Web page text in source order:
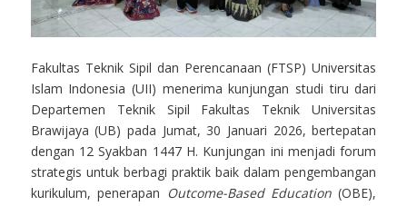
Fakultas Teknik Sipil dan Perencanaan (FTSP) Universitas
Islam Indonesia (UII) menerima kunjungan studi tiru dari
Departemen Teknik Sipil Fakultas Teknik Universitas
Brawijaya (UB) pada Jumat, 30 Januari 2026, bertepatan
dengan 12 Syakban 1447 H. Kunjungan ini menjadi forum
strategis untuk berbagi praktik baik dalam pengembangan
kurikulum, penerapan Outcome-Based Education(OBE),